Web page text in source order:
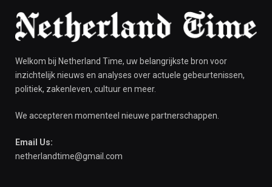
Welkom bij Netherland Time, uw belangrijkste bron voor
inzichtelijk nieuws en analyses over actuele gebeurtenissen,
politiek, zakenleven, cultuur en meer.
We accepteren momenteel nieuwe partnerschappen.
Email Us:
netherlandtime@gmail.com